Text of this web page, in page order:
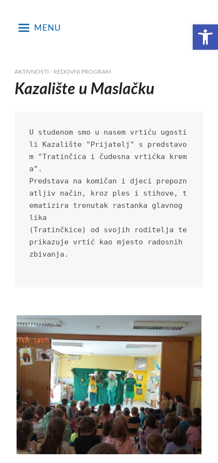
Open toolbar
MENU
AKTIVNOSTI - REDOVNI PROGRAM
Kazalište u Maslačku
U studenom smo u nasem vrtiću ugosti
li Kazalište "Prijatelj" s predstavo
m "Tratinčica i čudesna vrtićka krem
a".
Predstava na komičan i djeci prepozn
atljiv način, kroz ples i stihove, t
ematizira trenutak rastanka glavnog
lika
(Tratinčkice) od svojih roditelja te
prikazuje vrtić kao mjesto radosnih
zbivanja.